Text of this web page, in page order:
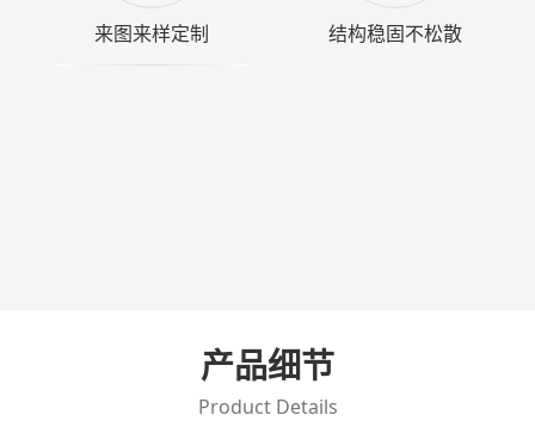
来图来样定制 结构稳固不松散
产品细节
Product Details